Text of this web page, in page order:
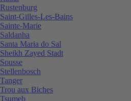
Rustenburg
Saint-Gilles-Les-Bains
Sainte-Marie
Saldanha
Santa Maria do Sal
Sheikh Zayed Stadt
Sousse
Stellenbosch
Tanger
Trou aux Biches
Tsumeb